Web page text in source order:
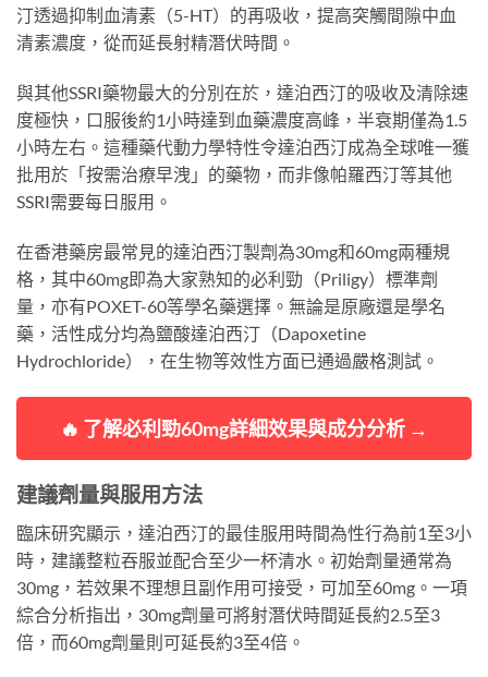
汀透過抑制血清素（5-HT）的再吸收，提高突觸間隙中血
清素濃度，從而延長射精潛伏時間。
與其他SSRI藥物最大的分別在於，達泊西汀的吸收及清除速
度極快，口服後約1小時達到血藥濃度高峰，半衰期僅為1.5
小時左右。這種藥代動力學特性令達泊西汀成為全球唯一獲
批用於「按需治療早洩」的藥物，而非像帕羅西汀等其他
SSRI需要每日服用。
在香港藥房最常見的達泊西汀製劑為30mg和60mg兩種規
格，其中60mg即為大家熟知的必利勁（Priligy）標準劑
量，亦有POXET-60等學名藥選擇。無論是原廠還是學名
藥，活性成分均為鹽酸達泊西汀（Dapoxetine
Hydrochloride），在生物等效性方面已通過嚴格測試。
🔥 了解必利勁60mg詳細效果與成分分析 →
建議劑量與服用方法
臨床研究顯示，達泊西汀的最佳服用時間為性行為前1至3小
時，建議整粒吞服並配合至少一杯清水。初始劑量通常為
30mg，若效果不理想且副作用可接受，可加至60mg。一項
綜合分析指出，30mg劑量可將射潛伏時間延長約2.5至3
倍，而60mg劑量則可延長約3至4倍。